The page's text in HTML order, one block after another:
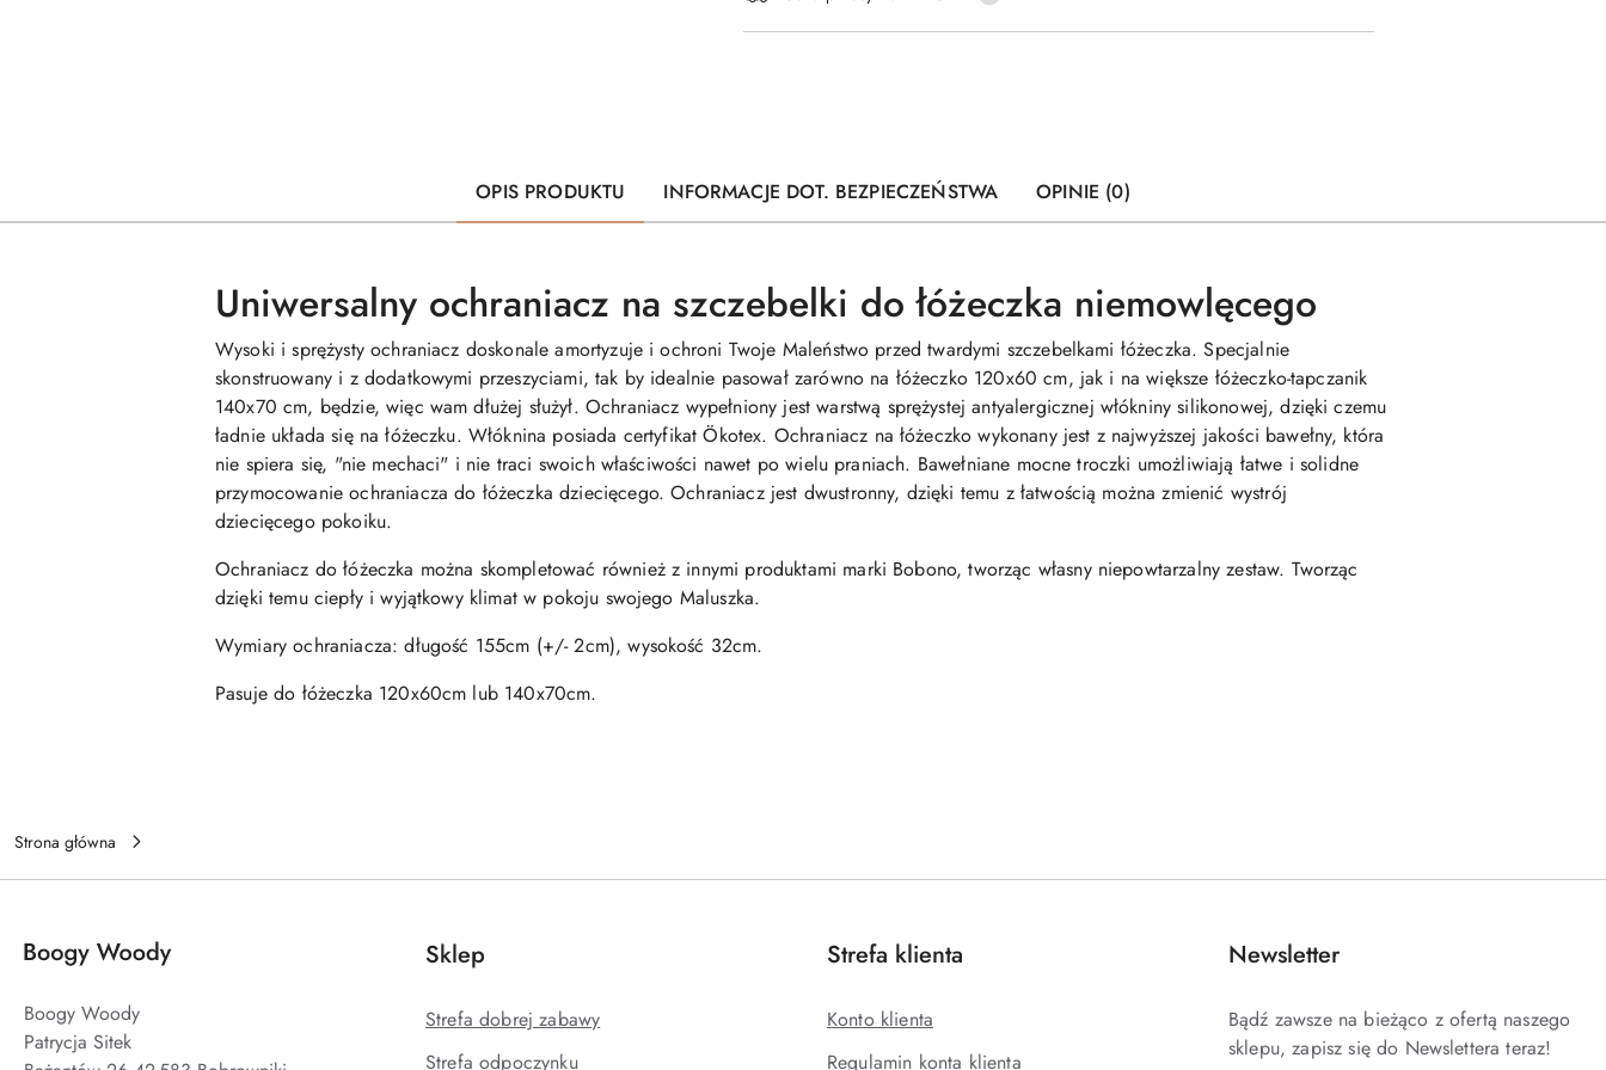
dostawa
OPIS PRODUKTU INFORMACJE DOT. BEZPIECZEŃSTWA OPINIE (0)
Uniwersalny ochraniacz na szczebelki do łóżeczka niemowlęcego
Wysoki i sprężysty ochraniacz doskonale amortyzuje i ochroni Twoje Maleństwo przed twardymi szczebelkami łóżeczka.Specjalnie
skonstruowany i z dodatkowymi przeszyciami, tak by idealnie pasował zarówno na łóżeczko 120x60 cm, jak i na większe łóżeczko-tapczanik
140x70 cm, będzie, więc wam dłużej służył. Ochraniacz wypełniony jest warstwą sprężystej antyalergicznej włókniny silikonowej, dzięki czemu
ładnie układa się na łóżeczku. Włóknina posiada certyfikatÖkotex. Ochraniacz na łóżeczko wykonany jest z najwyższej jakości bawełny, która
nie spiera się, "nie mechaci" i nie traci swoich właściwości nawet po wielu praniach. Bawełniane mocne troczki umożliwiają łatwe i solidne
przymocowanie ochraniacza do łóżeczka dziecięcego. Ochraniacz jest dwustronny, dzięki temu z łatwością można zmienić wystrój
dziecięcego pokoiku.
Ochraniacz do łóżeczka można skompletować również z innymi produktami marki Bobono, tworząc własny niepowtarzalny zestaw. Tworząc
dzięki temu ciepły i wyjątkowy klimat w pokoju swojego Maluszka.
Wymiary ochraniacza: długość 155cm (+/- 2cm), wysokość 32cm.
Pasuje do łóżeczka 120x60cm lub 140x70cm.
Strona główna
Boogy Woody
Patrycja Sitek
Sklep
Strefa dobrej zabawy
Strefa odpoczynku
Strefa klienta
Konto klienta
Regulamin konta klienta
Newsletter
Bądź zawsze na bieżąco z ofertą naszego
sklepu, zapisz się do Newslettera teraz!